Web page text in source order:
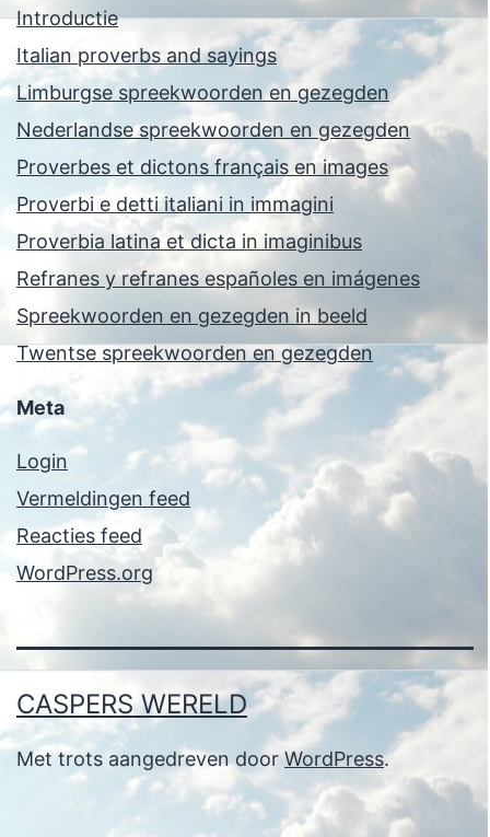
Introductie
Italian proverbs and sayings
Limburgse spreekwoorden en gezegden
Nederlandse spreekwoorden en gezegden
Proverbes et dictons français en images
Proverbi e detti italiani in immagini
Proverbia latina et dicta in imaginibus
Refranes y refranes españoles en imágenes
Spreekwoorden en gezegden in beeld
Twentse spreekwoorden en gezegden
Meta
Login
Vermeldingen feed
Reacties feed
WordPress.org
CASPERS WERELD
Met trots aangedreven doorWordPress.